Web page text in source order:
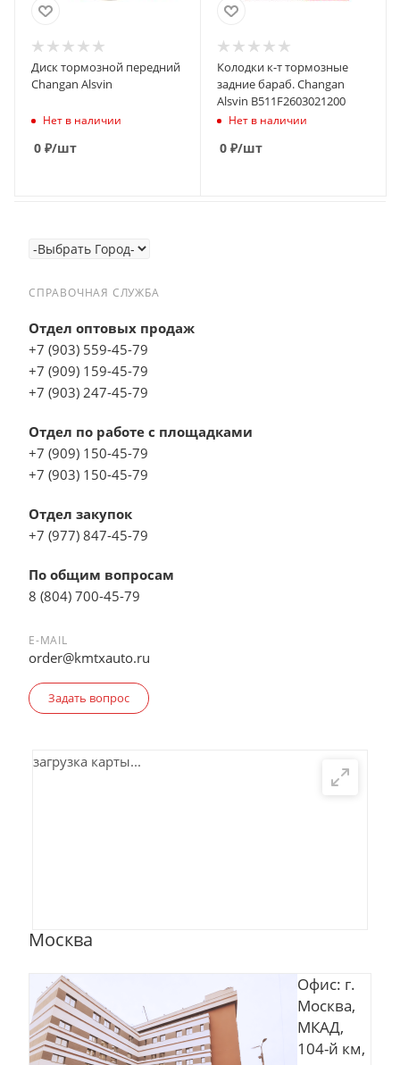
Диск тормозной передний
Changan Alsvin
Нет в наличии
0 ₽/шт
Колодки к-т тормозные
задние бараб. Changan
Alsvin B511F2603021200
Нет в наличии
0 ₽/шт
СПРАВОЧНАЯ СЛУЖБА
Отдел оптовых продаж
+7 (903) 559-45-79
+7 (909) 159-45-79
+7 (903) 247-45-79
Отдел по работе с площадками
+7 (909) 150-45-79
+7 (903) 150-45-79
Отдел закупок
+7 (977) 847-45-79
По общим вопросам
8 (804) 700-45-79
E-MAIL
order@kmtxauto.ru
Задать вопрос
загрузка карты...
Москва
Офис: г.
Москва,
МКАД,
104-й км,